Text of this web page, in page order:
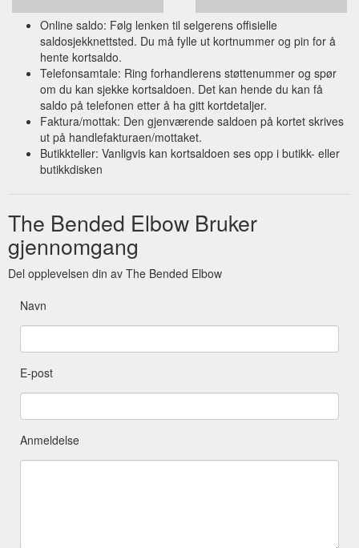
Online saldo: Følg lenken til selgerens offisielle
saldosjekknettsted. Du må fylle ut kortnummer og pin for å
hente kortsaldo.
Telefonsamtale: Ring forhandlerens støttenummer og spør
om du kan sjekke kortsaldoen. Det kan hende du kan få
saldo på telefonen etter å ha gitt kortdetaljer.
Faktura/mottak: Den gjenværende saldoen på kortet skrives
ut på handlefakturaen/mottaket.
Butikkteller: Vanligvis kan kortsaldoen ses opp i butikk- eller
butikkdisken
The Bended Elbow Bruker
gjennomgang
Del opplevelsen din av The Bended Elbow
Navn
E-post
Anmeldelse